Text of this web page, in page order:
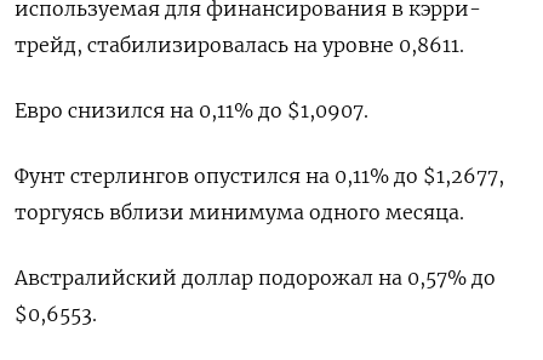
используемая для финансирования в кэрри-
трейд, стабилизировалась на уровне 0,8611.
Евро снизился на 0,11% до $1,0907​.
Фунт стерлингов опустился на 0,11% до $1,2677,
торгуясь вблизи минимума одного месяца.
Австралийский доллар подорожал на 0,57% до
$0,6553​.